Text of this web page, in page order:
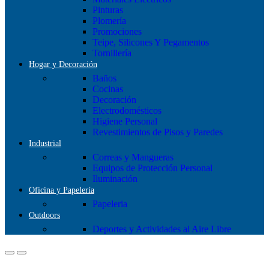
Pinturas
Plomería
Promociones
Teipe, Silicones Y Pegamentos
Tornillería
Hogar y Decoración
Baños
Cocinas
Decoración
Electrodomésticos
Higiene Personal
Revestimientos de Pisos y Paredes
Industrial
Correas y Mangueras
Equipos de Protección Personal
Iluminación
Oficina y Papelería
Papeleria
Outdoors
Deportes y Actividades al Aire Libre